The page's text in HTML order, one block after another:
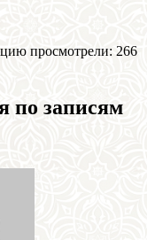
просмотрели: 266
по записям